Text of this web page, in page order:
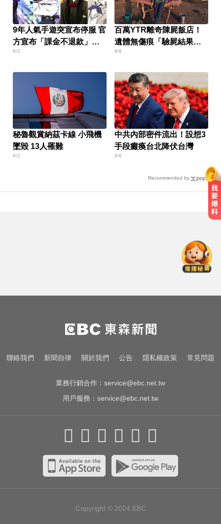
9年人氣手遊突宣布停服 官
方宣布「課金不退款」玩
家炸鍋
8/2
百萬YTR離奇陳屍飯店！
遺體無傷痕「驗屍結果
曝」
8/6
秘魯觀賞納茲卡線 小飛機
墜毀 13人罹難
8/2
中共內部密件流出！設想3
手段癱瘓台北降伏台灣
8/6
Recommended by
紅狂接20業配 Joeman 認：我也會
10共機、6共艦擾台！6架次越中線
侵中部西南空域
出國回台發燒狂拉！男竟罹傷寒 醫
聯絡我們 新聞自律 關於我們 公告 隱私權政策 常見問題
業務行銷合作： service@ebc.net.tw
用戶服務： service@ebc.net.tw
Copyright © 2024 EBC